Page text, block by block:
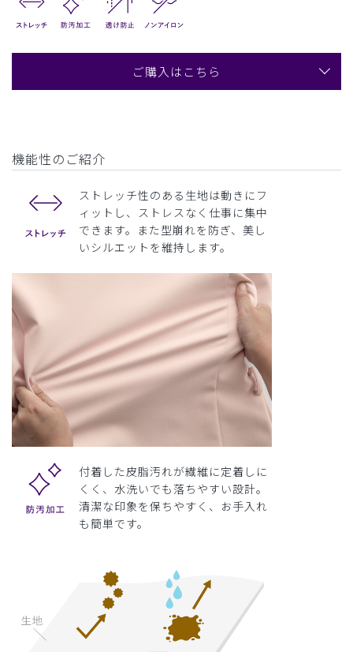
ご購入はこちら
機能性のご紹介
ストレッチ性のある生地は動きにフ
ィットし、ストレスなく仕事に集中
できます。また型崩れを防ぎ、美し
いシルエットを維持します。
付着した皮脂汚れが繊維に定着しに
くく、水洗いでも落ちやすい設計。
清潔な印象を保ちやすく、お手入れ
も簡単です。